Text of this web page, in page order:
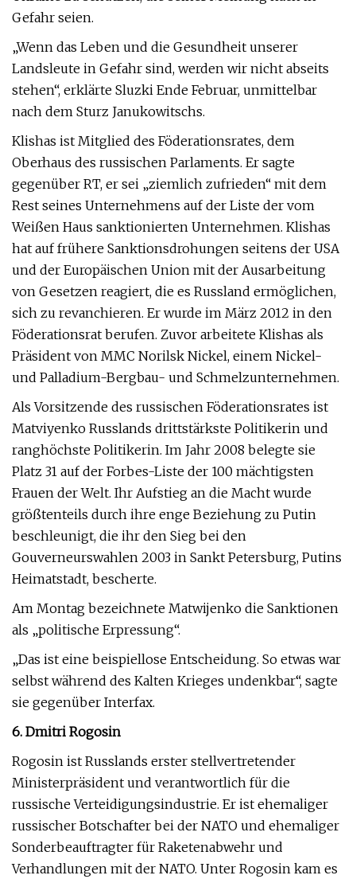
Gefahr seien.
„Wenn das Leben und die Gesundheit unserer
Landsleute in Gefahr sind, werden wir nicht abseits
stehen“, erklärte Sluzki Ende Februar, unmittelbar
nach dem Sturz Janukowitschs.
Klishas ist Mitglied des Föderationsrates, dem
Oberhaus des russischen Parlaments. Er sagte
gegenüber RT, er sei „ziemlich zufrieden“ mit dem
Rest seines Unternehmens auf der Liste der vom
Weißen Haus sanktionierten Unternehmen. Klishas
hat auf frühere Sanktionsdrohungen seitens der USA
und der Europäischen Union mit der Ausarbeitung
von Gesetzen reagiert, die es Russland ermöglichen,
sich zu revanchieren. Er wurde im März 2012 in den
Föderationsrat berufen. Zuvor arbeitete Klishas als
Präsident von MMC Norilsk Nickel, einem Nickel-
und Palladium-Bergbau- und Schmelzunternehmen.
Als Vorsitzende des russischen Föderationsrates ist
Matviyenko Russlands drittstärkste Politikerin und
ranghöchste Politikerin. Im Jahr 2008 belegte sie
Platz 31 auf der Forbes-Liste der 100 mächtigsten
Frauen der Welt. Ihr Aufstieg an die Macht wurde
größtenteils durch ihre enge Beziehung zu Putin
beschleunigt, die ihr den Sieg bei den
Gouverneurswahlen 2003 in Sankt Petersburg, Putins
Heimatstadt, bescherte.
Am Montag bezeichnete Matwijenko die Sanktionen
als „politische Erpressung“.
„Das ist eine beispiellose Entscheidung. So etwas war
selbst während des Kalten Krieges undenkbar“, sagte
sie gegenüber Interfax.
6. Dmitri Rogosin
Rogosin ist Russlands erster stellvertretender
Ministerpräsident und verantwortlich für die
russische Verteidigungsindustrie. Er ist ehemaliger
russischer Botschafter bei der NATO und ehemaliger
Sonderbeauftragter für Raketenabwehr und
Verhandlungen mit der NATO. Unter Rogosin kam es